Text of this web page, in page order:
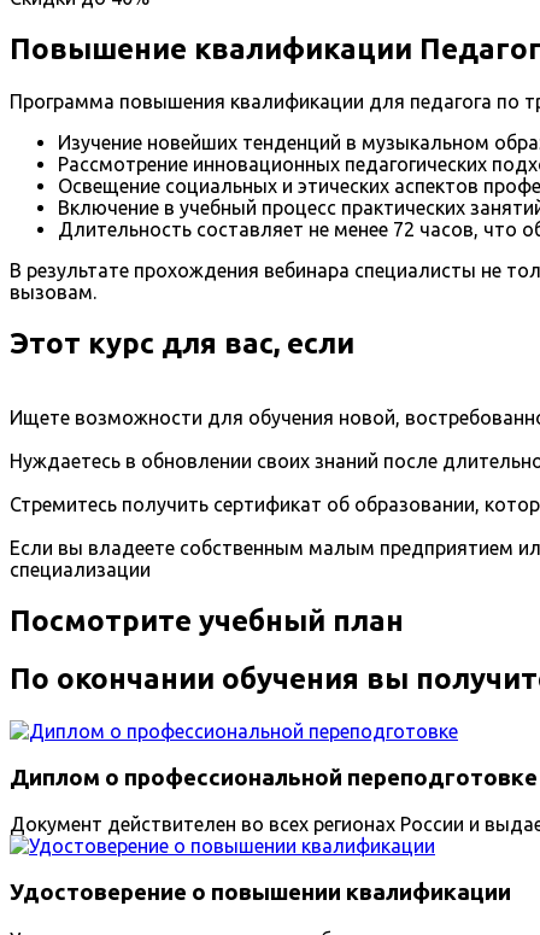
Повышение квалификации
Программа повышения квалификации для педагога по
Изучение новейших тенденций в музыкальном
Рассмотрение инновационных педагогических
Освещение социальных и этических аспектов
Включение в учебный процесс практических
Длительность составляет не менее 72 часов, что
В результате прохождения вебинара специалисты не
вызовам.
Этот курс для вас, если
Ищете возможности для обучения новой,
Нуждаетесь в обновлении своих знаний после
Стремитесь получить сертификат об образовании,
Если вы владеете собственным малым предприятием
специализации
Посмотрите учебный план
По окончании обучения вы
Диплом о профессиональной переподготовке
Документ действителен во всех регионах России и
Удостоверение о повышении квалификации